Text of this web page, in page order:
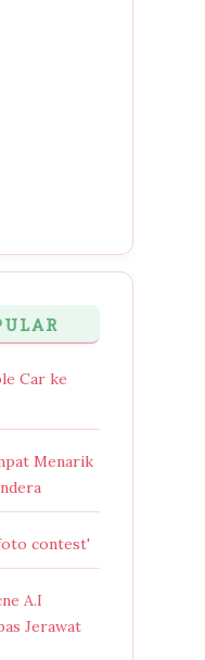
Car ke
Menarik
contest'
A.I
Jerawat